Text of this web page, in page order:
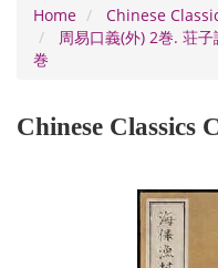
Home
Chinese
周易口義(外) 2巻. 荘
巻
Chinese Classics